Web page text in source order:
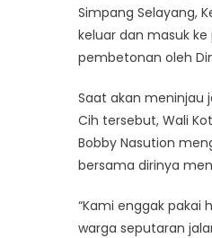
Simpang Selayang,
keluar dan masuk
pembetonan oleh
Saat akan meninjau
Cih tersebut, Wali
Bobby Nasution
bersama dirinya
“Kami enggak pakai
warga seputaran